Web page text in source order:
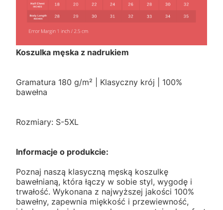
Koszulka męska z nadrukiem
Gramatura 180 g/m² | Klasyczny krój | 100%
bawełna
Rozmiary: S-5XL
Informacje o produkcie:
Poznaj naszą klasyczną męską koszulkę
bawełnianą, która łączy w sobie styl, wygodę i
trwałość. Wykonana z najwyższej jakości 100%
bawełny, zapewnia miękkość i przewiewność,